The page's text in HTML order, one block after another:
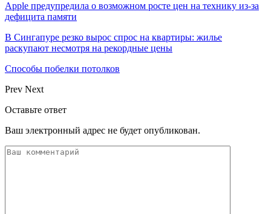
Apple предупредила о возможном росте цен на технику из-за
дефицита памяти
В Сингапуре резко вырос спрос на квартиры: жилье
раскупают несмотря на рекордные цены
Способы побелки потолков
Prev Next
Оставьте ответ
Ваш электронный адрес не будет опубликован.